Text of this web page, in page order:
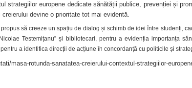
strategiilor europene dedicate sănătății publice, prevenției și
devine o prioritate tot mai evidentă.
să creeze un spațiu de dialog și schimb de idei între studenți,
Testemițanu” și bibliotecari, pentru a evidenția importanța
a identifica direcții de acțiune în concordanță cu politicile și
masa-rotunda-sanatatea-creierului-contextul-strategiilor-